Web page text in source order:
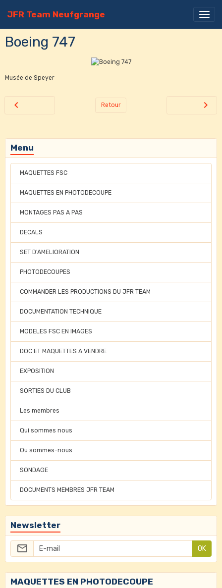
JFR Team Neufgrange
Boeing 747
Musée de Speyer
Retour
Menu
MAQUETTES FSC
MAQUETTES EN PHOTODECOUPE
MONTAGES PAS A PAS
DECALS
SET D'AMELIORATION
PHOTODECOUPES
COMMANDER LES PRODUCTIONS DU JFR TEAM
DOCUMENTATION TECHNIQUE
MODELES FSC EN IMAGES
DOC ET MAQUETTES A VENDRE
EXPOSITION
SORTIES DU CLUB
Les membres
Qui sommes nous
Ou sommes-nous
SONDAGE
DOCUMENTS MEMBRES JFR TEAM
Newsletter
OK
MAQUETTES EN PHOTODECOUPE